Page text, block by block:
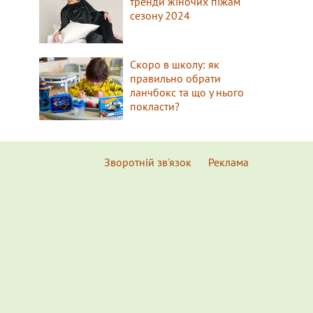
сезону 2024
Скоро в школу: як
правильно обрати
ланчбокс та що у нього
покласти?
Зворотній зв'язок Реклама